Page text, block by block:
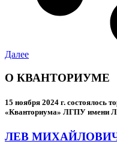
Далее
О КВАНТОРИУМЕ
15 ноября 2024 г. состоялось
«Кванториума» ЛГПУ имени
ЛЕВ